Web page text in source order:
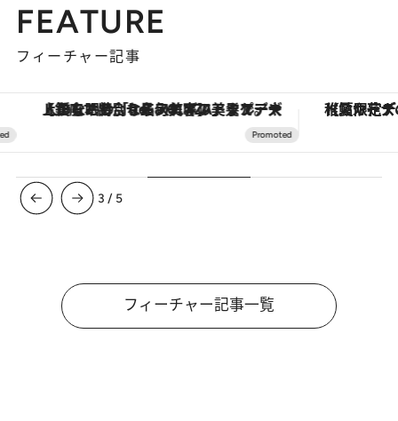
FEATURE
フィーチャー記事
【銀座で出合う最旬美容】美髪ケアや上質な眠り…セルフケアのアップデートから、特別な名入れギフトまで。大人のための「ReFa GINZA」クルーズ 【夏限定ディナーコース】旬を
3 / 5
フィーチャー記事一覧